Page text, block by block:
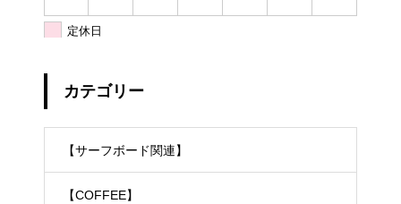
定休日
カテゴリー
【サーフボード関連】
【COFFEE】